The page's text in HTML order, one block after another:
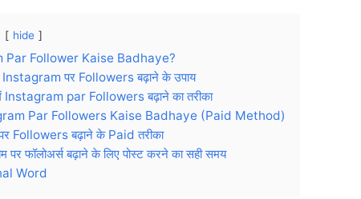
hide
Par Follower Kaise Badhaye?
पर Followers बढ़ाने के उपाय
Instagram par Followers बढ़ाने का तरीका
Par Followers Kaise Badhaye (Paid Method)
Followers बढ़ाने के Paid तरीका
पर फॉलोअर्स बढ़ाने के लिए पोस्ट करने का सही समय
Word